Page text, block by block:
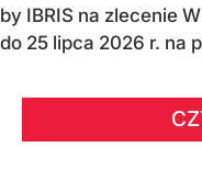
by IBRIS na zlecenie
do 25 lipca 2026 r. na